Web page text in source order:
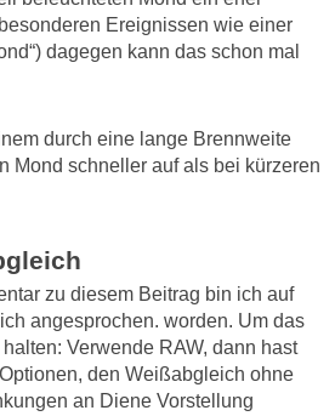
Ereignissen wie einer
dagegen kann das schon mal
durch eine lange Brennweite
Mond schneller auf als bei kürzeren
zu diesem Beitrag bin ich auf
angesprochen. worden. Um das
Verwende RAW, dann hast
den Weißabgleich ohne
an Diene Vorstellung